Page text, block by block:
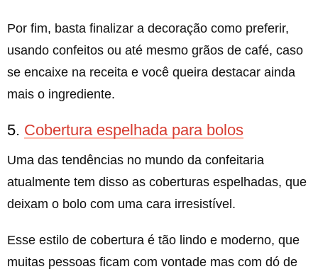
Por fim, basta finalizar a decoração como preferir,
usando confeitos ou até mesmo grãos de café, caso
se encaixe na receita e você queira destacar ainda
mais o ingrediente.
5. Cobertura espelhada para bolos
Uma das tendências no mundo da confeitaria
atualmente tem disso as coberturas espelhadas, que
deixam o bolo com uma cara irresistível.
Esse estilo de cobertura é tão lindo e moderno, que
muitas pessoas ficam com vontade mas com dó de